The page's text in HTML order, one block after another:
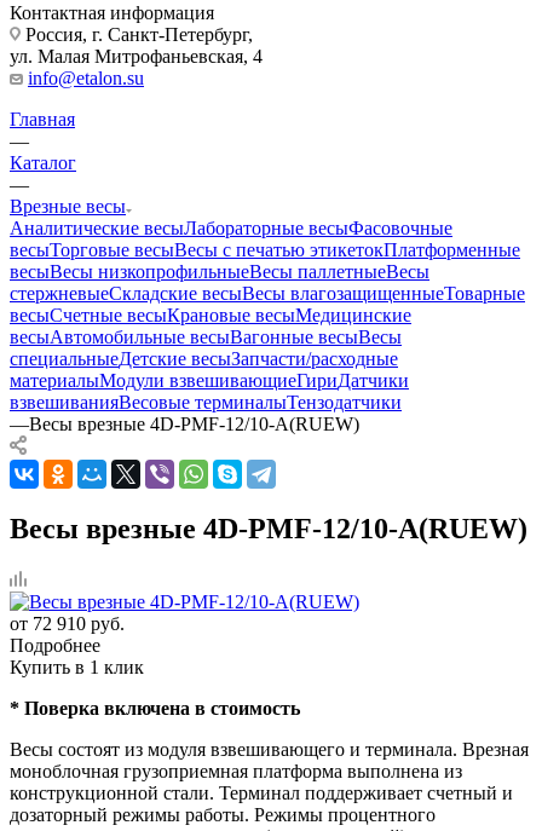
Контактная информация
Россия, г. Санкт-Петербург,
ул. Малая Митрофаньевская, 4
info@etalon.su
Главная
—
Каталог
—
Врезные весы
Аналитические весыЛабораторные весыФасовочные
весыТорговые весыВесы с печатью этикетокПлатформенные
весыВесы низкопрофильныеВесы паллетныеВесы
стержневыеСкладские весыВесы влагозащищенныеТоварные
весыСчетные весыКрановые весыМедицинские
весыАвтомобильные весыВагонные весыВесы
специальныеДетские весыЗапчасти/расходные
материалыМодули взвешивающиеГириДатчики
взвешиванияВесовые терминалыТензодатчики
—Весы врезные 4D-PMF-12/10-A(RUEW)
Весы врезные 4D-PMF-12/10-A(RUEW)
от 72 910 руб.
Подробнее
Купить в 1 клик
* Поверка включена в стоимость
Весы состоят из модуля взвешивающего и терминала. Врезная
моноблочная грузоприемная платформа выполнена из
конструкционной стали. Терминал поддерживает счетный и
дозаторный режимы работы. Режимы процентного